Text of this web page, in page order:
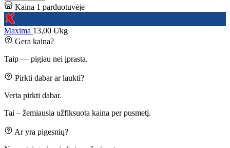
Kaina 1 parduotuvėje
Maxima 13,00 €/kg
Gera kaina?
Taip — pigiau nei įprasta.
Pirkti dabar ar laukti?
Verta pirkti dabar.
Tai – žemiausia užfiksuota kaina per pusmetį.
Ar yra pigesnių?